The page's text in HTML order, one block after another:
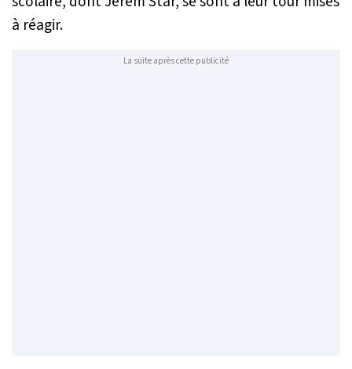
à réagir.
La suite après cette publicité